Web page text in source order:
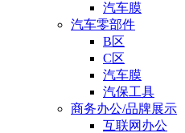
汽车膜
汽车零部件
B区
C区
汽车膜
汽保工具
商务办公/品牌展示
互联网办公